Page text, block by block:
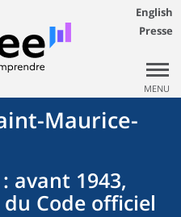
English
Presse
MENU
Maurice-
: avant 1943,
Code officiel